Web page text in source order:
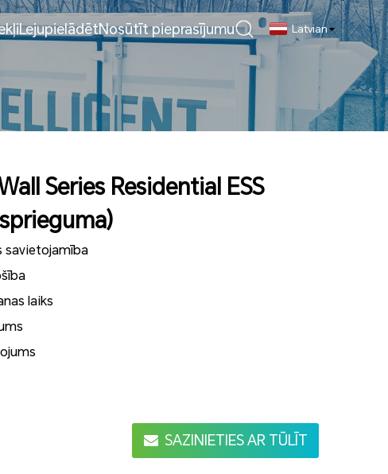
LejupielādētNosūtīt pieprasījumu Latvian
Series Residential ESS
savietojamība
laiks
SAZINIETIES AR TŪLĪT